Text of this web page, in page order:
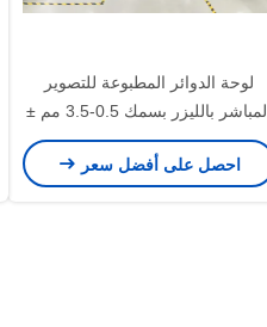
لوحة الدوائر المطبوعة للتصوير
المباشر بالليزر بسمك 0.5-3.5 مم ±
10٪ تسامح عرض الخط
احصل على أفضل سعر